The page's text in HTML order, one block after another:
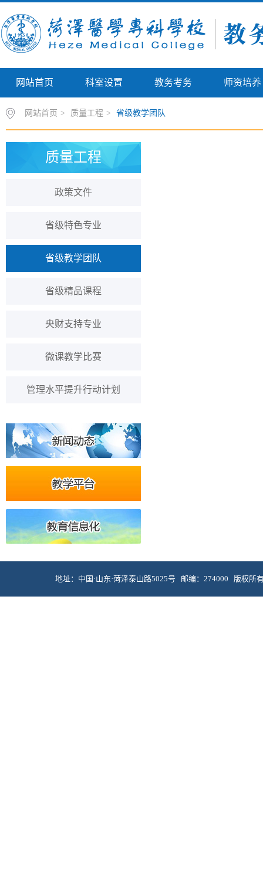
网站首页 科室设置 教务考务 师资培养
网站首页 > 质量工程 > 省级教学团队
质量工程
政策文件
省级特色专业
省级教学团队
省级精品课程
央财支持专业
微课教学比赛
管理水平提升行动计划
地址：中国·山东·菏泽泰山路5025号 邮编：274000 版权所